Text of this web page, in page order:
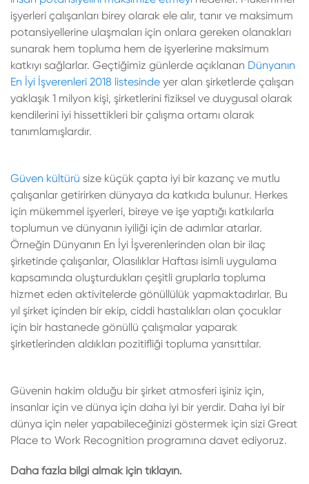
işyerleri çalışanları birey olarak ele alır, tanır ve maksimum
potansiyellerine ulaşmaları için onlara gereken olanakları
sunarak hem topluma hem de işyerlerine maksimum
katkıyı sağlarlar. Geçtiğimiz günlerde açıklanan Dünyanın
En İyi İşverenleri 2018 listesinde yer alan şirketlerde çalışan
yaklaşık 1 milyon kişi, şirketlerini fiziksel ve duygusal olarak
kendilerini iyi hissettikleri bir çalışma ortamı olarak
tanımlamışlardır.
Güven kültürü size küçük çapta iyi bir kazanç ve mutlu
çalışanlar getirirken dünyaya da katkıda bulunur. Herkes
için mükemmel işyerleri, bireye ve işe yaptığı katkılarla
toplumun ve dünyanın iyiliği için de adımlar atarlar.
Örneğin Dünyanın En İyi İşverenlerinden olan bir ilaç
şirketinde çalışanlar, Olasılıklar Haftası isimli uygulama
kapsamında oluşturdukları çeşitli gruplarla topluma
hizmet eden aktivitelerde gönüllülük yapmaktadırlar. Bu
yıl şirket içinden bir ekip, ciddi hastalıkları olan çocuklar
için bir hastanede gönüllü çalışmalar yaparak
şirketlerinden aldıkları pozitifliği topluma yansıttılar.
Güvenin hakim olduğu bir şirket atmosferi işiniz için,
insanlar için ve dünya için daha iyi bir yerdir. Daha iyi bir
dünya için neler yapabileceğinizi göstermek için sizi Great
Place to Work Recognition programına davet ediyoruz.
Daha fazla bilgi almak için tıklayın.